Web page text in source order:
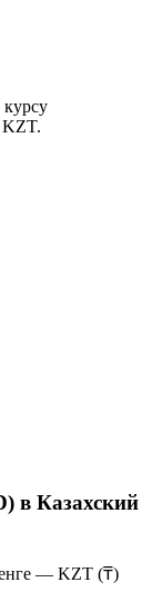
KZT.
в Казахский
— KZT (₸)